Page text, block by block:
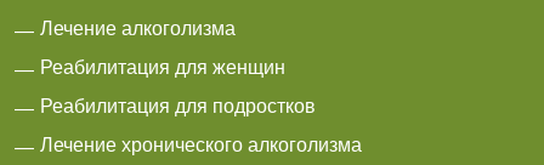
Лечение алкоголизма
Реабилитация для женщин
Реабилитация для подростков
Лечение хронического алкоголизма